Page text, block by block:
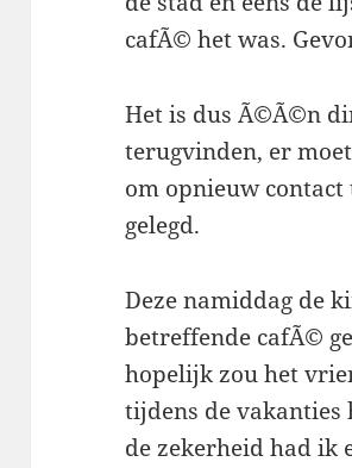
cafÃ© het was.
Het is dus Ã©Ã©n
terugvinden, er
om opnieuw contact
gelegd.
Deze namiddag de
betreffende cafÃ©
hopelijk zou het
tijdens de vakanties
de zekerheid had ik